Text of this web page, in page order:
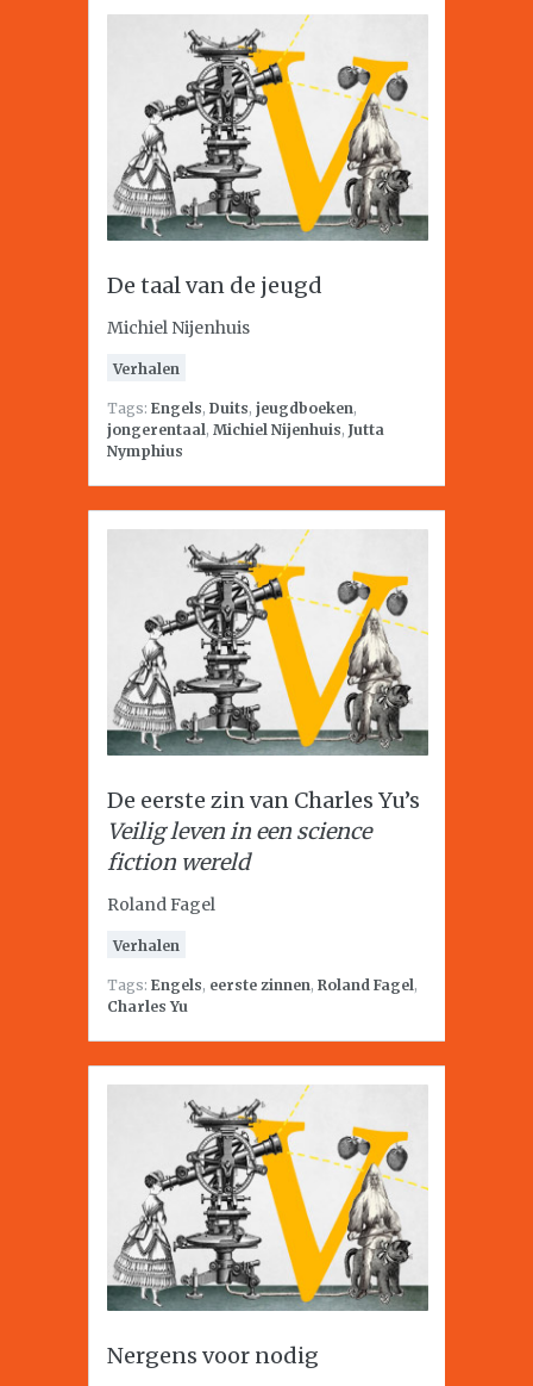
De taal van de jeugd
Michiel Nijenhuis
Verhalen
Tags: Engels, Duits, jeugdboeken,
jongerentaal, Michiel Nijenhuis, Jutta
Nymphius
De eerste zin van Charles Yu’s
Veilig leven in een science
fiction wereld
Roland Fagel
Verhalen
Tags: Engels, eerste zinnen, Roland Fagel,
Charles Yu
Nergens voor nodig